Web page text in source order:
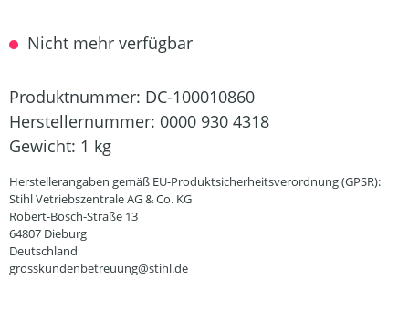
Nicht mehr verfügbar
Produktnummer: DC-100010860
Herstellernummer: 0000 930 4318
Gewicht: 1 kg
Herstellerangaben gemäß EU-Produktsicherheitsverordnung (GPSR):
Stihl Vetriebszentrale AG & Co. KG
Robert-Bosch-Straße 13
64807 Dieburg
Deutschland
grosskundenbetreuung@stihl.de